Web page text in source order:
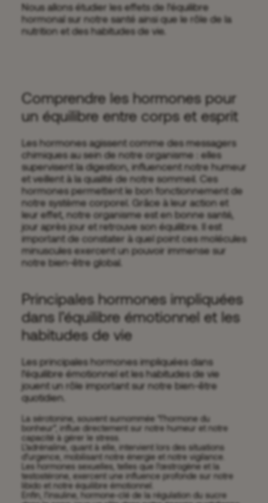
Nous allons étudier les effets de l’équilibre
hormonal sur notre santé ainsi que le rôle de la
nutrition et des habitudes de vie.
Comprendre les hormones pour
un équilibre entre corps et esprit
Les hormones agissent comme des messagers
chimiques au sein de notre organisme : elles
supervisent la digestion, influencent notre humeur
et veillent à la qualité de notre sommeil. Ces
hormones permettent le bon fonctionnement de
notre système corporel. Grâce à leur action et
leur effet, notre organisme est en bonne santé,
jour après jour et retrouve son équilibre. Il est
important de constater à quel point ces molécules
minuscules exercent un pouvoir immense sur
notre bien-être global.
Principales hormones impliquées
dans l’équilibre émotionnel et les
habitudes de vie
Les principales hormones impliquées dans
l’équilibre émotionnel et les habitudes de vie
jouent un rôle important sur notre bien-être
quotidien.
La sérotonine, souvent surnommée “l’hormone du
bonheur”, influe directement sur notre humeur et notre
capacité à gérer le stress.
L’adrénaline, quant à elle, intervient lors des situations
d’urgence, mobilisant notre énergie et notre vigilance.
Les hormones sexuelles, telles que l’œstrogène et la
testostérone, exercent une influence profonde sur notre
libido et notre équilibre émotionnel.
Enfin, l’insuline, hormone-clé de la régulation du sucre